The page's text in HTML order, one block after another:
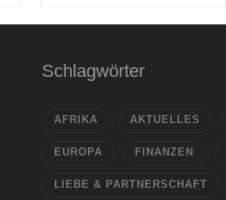
Schlagwörter
AFRIKA AKTUELLES
EUROPA FINANZEN
LIEBE & PARTNERSCHAFT